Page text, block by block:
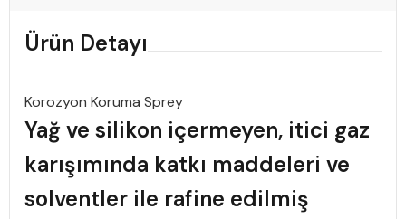
Ürün Detayı
Korozyon Koruma Sprey
Yağ ve silikon içermeyen, itici gaz
karışımında katkı maddeleri ve
solventler ile rafine edilmiş